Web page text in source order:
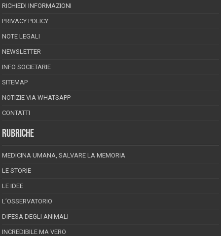
RICHIEDI INFORMAZIONI
PRIVACY POLICY
NOTE LEGALI
NEWSLETTER
INFO SOCIETARIE
SITEMAP
NOTIZIE VIA WHATSAPP
CONTATTI
RUBRICHE
MEDICINA UMANA, SALVARE LA MEMORIA
LE STORIE
LE IDEE
L’OSSERVATORIO
DIFESA DEGLI ANIMALI
INCREDIBILE MA VERO